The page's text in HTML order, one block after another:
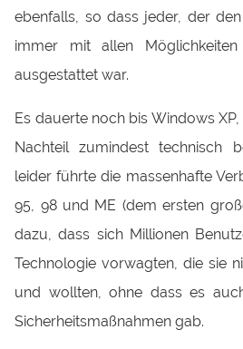
ebenfalls, so dass jeder, der
immer mit allen Möglichkeiten
ausgestattet war.
Es dauerte noch bis Windows
Nachteil zumindest technisch
leider führte die massenhafte
95, 98 und ME (dem ersten
dazu, dass sich Millionen
Technologie vorwagten, die sie
und wollten, ohne dass es
Sicherheitsmaßnahmen gab.